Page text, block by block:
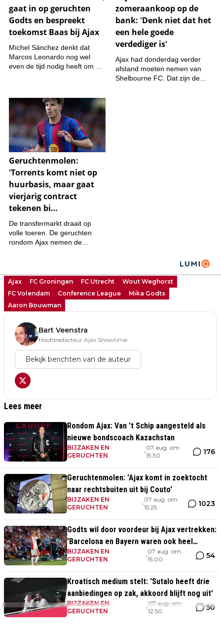
Ajax FC Groningen FC Utrecht
Wout Weghorst
FC Volendam
Conference League
Mika Godts
Aaron Bouwman
Bart Veenstra
Hoofdredacteur Ajax Showtime
Bekijk berichten van de auteur
Lees meer
Rondom Ajax: Van 't Schip aangesteld als
nieuwe bondscoach Kazachstan
BIJZAKEN EN
GERUCHTEN
•
07 aug. om
15:30
176
Geruchtenmolen: 'Ajax komt in zoektocht
naar rechtsbuiten uit bij Couto'
BIJZAKEN EN
GERUCHTEN
•
07 aug. om
15:25
1023
Godts wil door voordeur bij Ajax vertrekken:
'Barcelona en Bayern waren ook heel
serieus'
BIJZAKEN EN
GERUCHTEN
•
07 aug. om
15:00
54
Kroatisch medium stelt: 'Sutalo heeft drie
aanbiedingen op zak, akkoord blijft nog uit'
BIJZAKEN EN
GERUCHTEN
•
07 aug. om
12:50
50